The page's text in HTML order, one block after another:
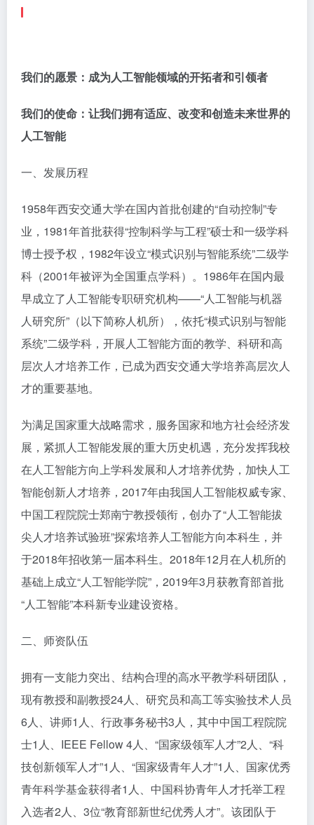
我们的愿景：成为人工智能领域的开拓者和引领者
我们的使命：让我们拥有适应、改变和创造未来世界的
人工智能
一、发展历程
1958年西安交通大学在国内首批创建的“自动控制”专
业，1981年首批获得“控制科学与工程”硕士和一级学科
博士授予权，1982年设立“模式识别与智能系统”二级学
科（2001年被评为全国重点学科）。1986年在国内最
早成立了人工智能专职研究机构——“人工智能与机器
人研究所”（以下简称人机所），依托“模式识别与智能
系统”二级学科，开展人工智能方面的教学、科研和高
层次人才培养工作，已成为西安交通大学培养高层次人
才的重要基地。
为满足国家重大战略需求，服务国家和地方社会经济发
展，紧抓人工智能发展的重大历史机遇，充分发挥我校
在人工智能方向上学科发展和人才培养优势，加快人工
智能创新人才培养，2017年由我国人工智能权威专家、
中国工程院院士郑南宁教授领衔，创办了“人工智能拔
尖人才培养试验班”探索培养人工智能方向本科生，并
于2018年招收第一届本科生。2018年12月在人机所的
基础上成立“人工智能学院”，2019年3月获教育部首批
“人工智能”本科新专业建设资格。
二、师资队伍
拥有一支能力突出、结构合理的高水平教学科研团队，
现有教授和副教授24人、研究员和高工等实验技术人员
6人、讲师1人、行政事务秘书3人，其中中国工程院院
士1人、IEEE Fellow 4人、“国家级领军人才”2人、“科
技创新领军人才”1人、“国家级青年人才”1人、国家优秀
青年科学基金获得者1人、中国科协青年人才托举工程
入选者2人、3位“教育部新世纪优秀人才”。该团队于